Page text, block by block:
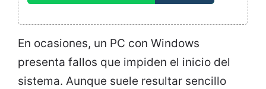
En ocasiones, un PC con Windows
presenta fallos que impiden el inicio del
sistema. Aunque suele resultar sencillo